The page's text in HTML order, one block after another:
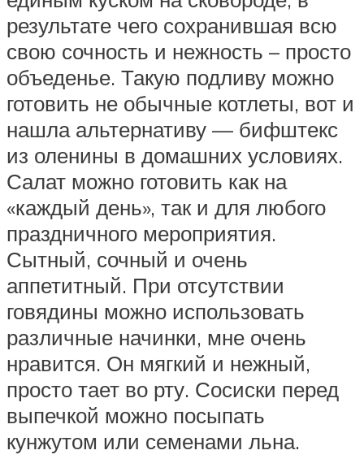
результате чего сохранившая всю
свою сочность и нежность – просто
объеденье. Такую подливу можно
готовить не обычные котлеты, вот и
нашла альтернативу — бифштекс
из оленины в домашних условиях.
Салат можно готовить как на
«каждый день», так и для любого
праздничного мероприятия.
Сытный, сочный и очень
аппетитный. При отсутствии
говядины можно использовать
различные начинки, мне очень
нравится. Он мягкий и нежный,
просто тает во рту. Сосиски перед
выпечкой можно посыпать
кунжутом или семенами льна.